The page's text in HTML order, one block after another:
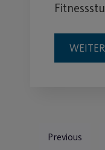
Previous